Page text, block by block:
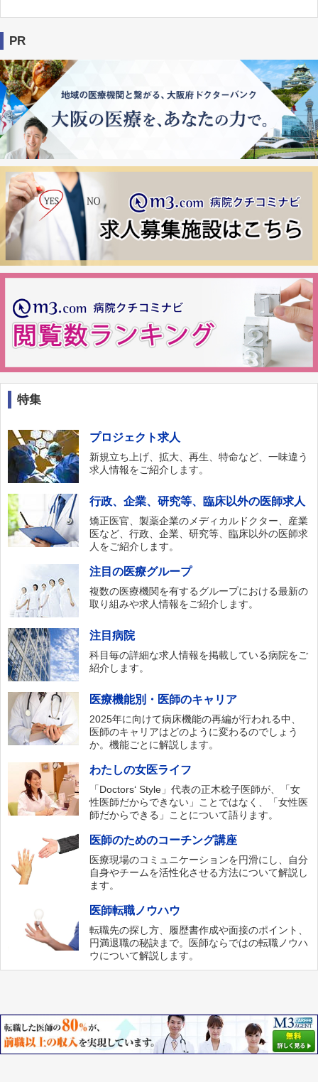
PR
特集
プロジェクト求人
新規立ち上げ、拡大、再生、特命など、一味違う
求人情報をご紹介します。
行政、企業、研究等、臨床以外の医師求人
矯正医官、製薬企業のメディカルドクター、産業
医など、行政、企業、研究等、臨床以外の医師求
人をご紹介します。
注目の医療グループ
複数の医療機関を有するグループにおける最新の
取り組みや求人情報をご紹介します。
注目病院
科目毎の詳細な求人情報を掲載している病院をご
紹介します。
医療機能別・医師のキャリア
2025年に向けて病床機能の再編が行われる中、
医師のキャリアはどのように変わるのでしょう
か。機能ごとに解説します。
わたしの女医ライフ
「Doctors‘ Style」代表の正木稔子医師が、「女
性医師だからできない」ことではなく、「女性医
師だからできる」ことについて語ります。
医師のためのコーチング講座
医療現場のコミュニケーションを円滑にし、自分
自身やチームを活性化させる方法について解説し
ます。
医師転職ノウハウ
転職先の探し方、履歴書作成や面接のポイント、
円満退職の秘訣まで。医師ならではの転職ノウハ
ウについて解説します。